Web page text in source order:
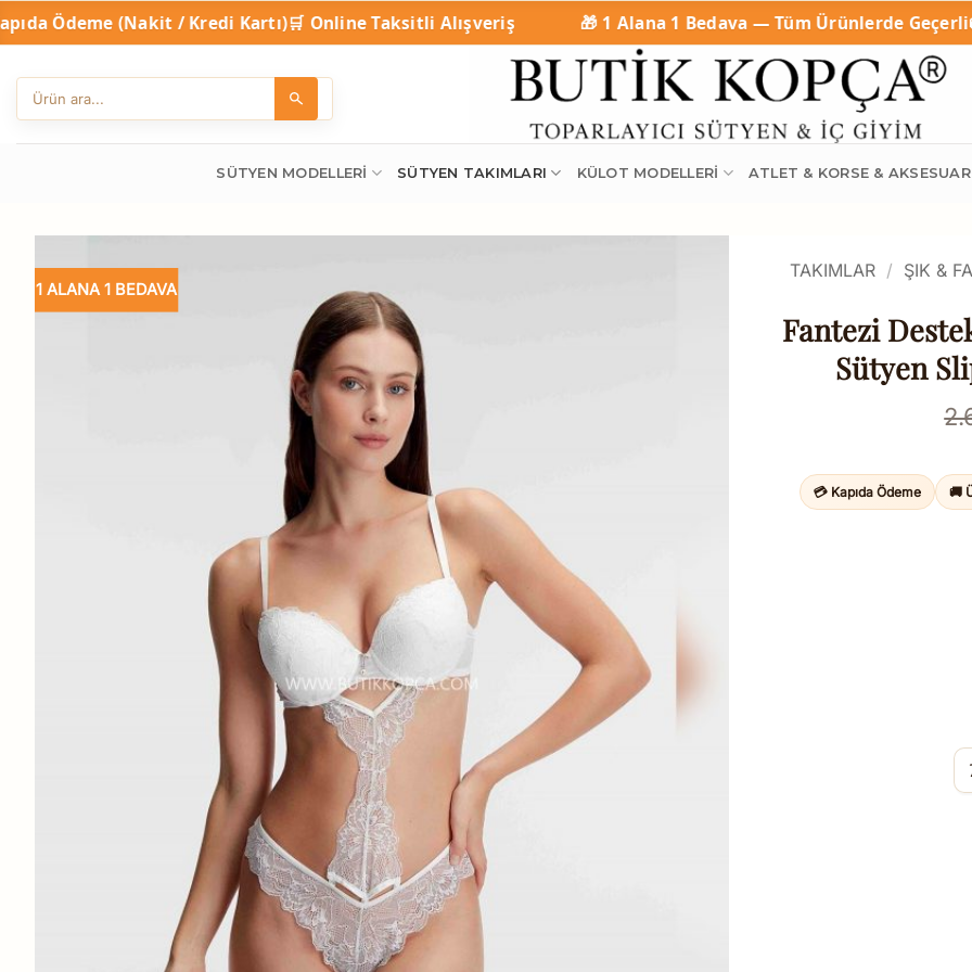
İçeriğe
atla
/ Kredi Kartı)🛒 Online Taksitli Alışveriş 🎁 1 Alana 1 Bedava — Tüm Ürünlerde Geçerli🚚 Tüm
SÜTYEN MODELLERI SÜTYEN TAKIMLARI KÜLOT MODELLERI ATLET & KORSE & AKSESUAR
1 ALANA 1 BEDAVA
TAKIMLAR / ŞIK &
Fantezi
Sütyen
💳 Kapıda Ödeme 🚚